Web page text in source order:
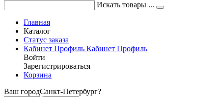
Искать товары ...
Главная
Каталог
Статус заказа
Кабинет Профиль Кабинет Профиль
Войти
Зарегистрироваться
Корзина
Ваш городСанкт-Петербург?